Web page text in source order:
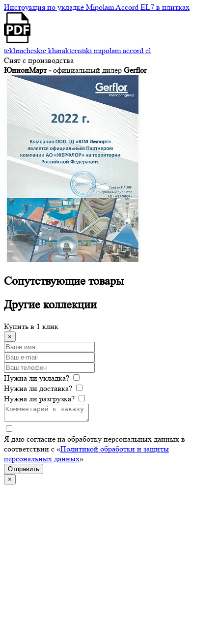
Инструкция по укладке Mipolam Accord EL7 в плитках
tekhnicheskie kharakteristiki mipolam accord el
Снят с производства
ЮнионМарт -официальный дилер Gerflor
Сопутствующие товары
Другие коллекции
Купить в 1 клик
×
Нужна ли укладка?
Нужна ли доставка?
Нужна ли разгрузка?
Я даю согласие на обработку персональных данных в
соответствии с «Политикой обработки и защиты
персональных данных»
Отправить
×